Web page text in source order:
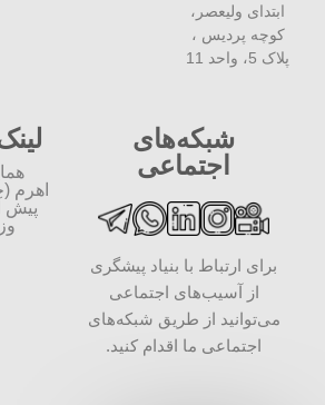
ابتدای ولیعصر،
کوچه پردیس ،
پلاک 5، واحد 11
شبکه‌های
اجتماعی
برای ارتباط با بنیاد پیشگری
از آسیب‌های اجتماعی
می‌توانید از طریق شبکه‌‎های
اجتماعی ما اقدام کنید.
اهرم
پیش